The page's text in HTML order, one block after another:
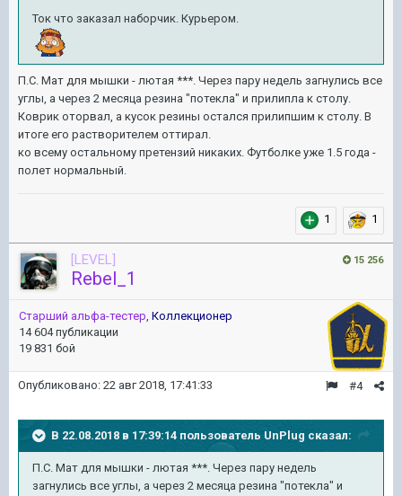
Ток что заказал наборчик. Курьером.
П.С. Мат для мышки - лютая ***. Через пару недель загнулись все
углы, а через 2 месяца резина "потекла" и прилипла к столу.
Коврик оторвал, а кусок резины остался прилипшим к столу. В
итоге его растворителем оттирал.
ко всему остальному претензий никаких. Футболке уже 1.5 года -
полет нормальный.
1 1
15 256
[LEVEL]
Rebel_1
Старший альфа-тестер, Коллекционер
14 604 публикации
19 831 бой
#4
Опубликовано: 22 авг 2018, 17:41:33
В 22.08.2018 в 17:39:14 пользователь UnPlug сказал:
П.С. Мат для мышки - лютая ***. Через пару недель
загнулись все углы, а через 2 месяца резина "потекла" и